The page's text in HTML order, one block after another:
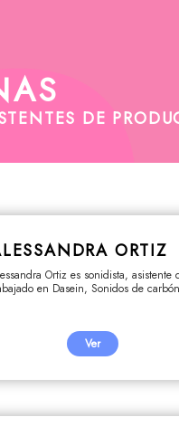
DE
ORTIZ
Ortiz es sonidista,
en Dasein, Sonidos de
Ver